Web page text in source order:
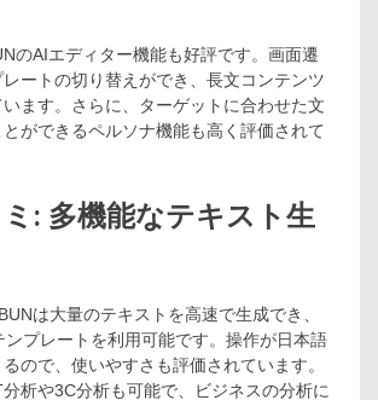
のAIエディター機能も好評です。画面遷
ートの切り替えができ、長文コンテンツ
ます。さらに、ターゲットに合わせた文
ができるペルソナ機能も高く評価されて
ミ: 多機能なテキスト生
は大量のテキストを高速で生成でき、
プレートを利用可能です。操作が日本語
ので、使いやすさも評価されています。
析や3C分析も可能で、ビジネスの分析に